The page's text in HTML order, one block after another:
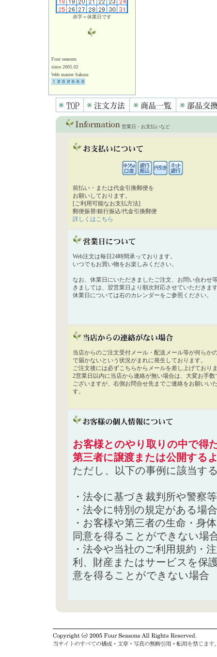
赤字＝休業日です
Four seasons
since 2005.02
Web master Sakura
営業日・お支払いなど
前払い・または代金引換郵便を
お願いしております。
[ご利用可能なお支払方法]
郵便振替/銀行振込/代金引換郵便
詳しくはこちら
Web注文は毎日24時間承っております。
いつでもお買い物をお楽しみください。
なお、休業日にいただきましたご注文、お問い合わせ
きましては、翌営業日より順次対応させていただきま
休業日については右のカレンダーをご参照ください。
当店からのご注文受付メール・配送メール等が何らか
で届かないという状況がまれに発生しております。
ご注文後には必ずこちらからメールを差し上げており
2営業日以内に当店から連絡が無い場合は、大変お手数
ございますが、右側お問合せ先までご連絡をお願いい
す。
お客様とのやり取りの中で得
第三者に譲渡または公開する
ただし、以下の事例に該当す
・法令に基づき裁判所や警察
・法令に特別の規定がある場合
・お客様や第三者の生命・身
同意を得ることができない場
・法令や当社のご利用規約・
利、財産またはサービスを保
意を得ることができない場合